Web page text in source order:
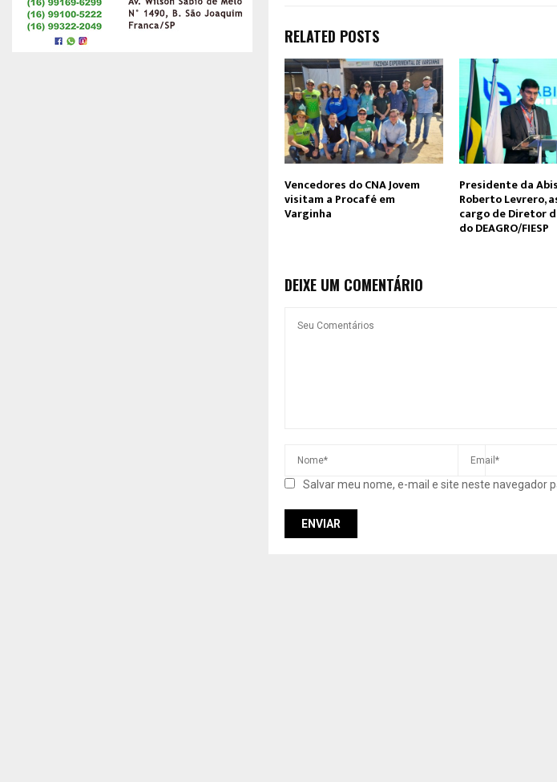
RELATED POSTS
Vencedores do CNA Jovem
visitam a Procafé em
Varginha
Presidente da
Roberto Levrero,
cargo de Diretor
do DEAGRO/FIESP
DEIXE UM COMENTÁRIO
Salvar meu nome, e-mail e site neste navegador